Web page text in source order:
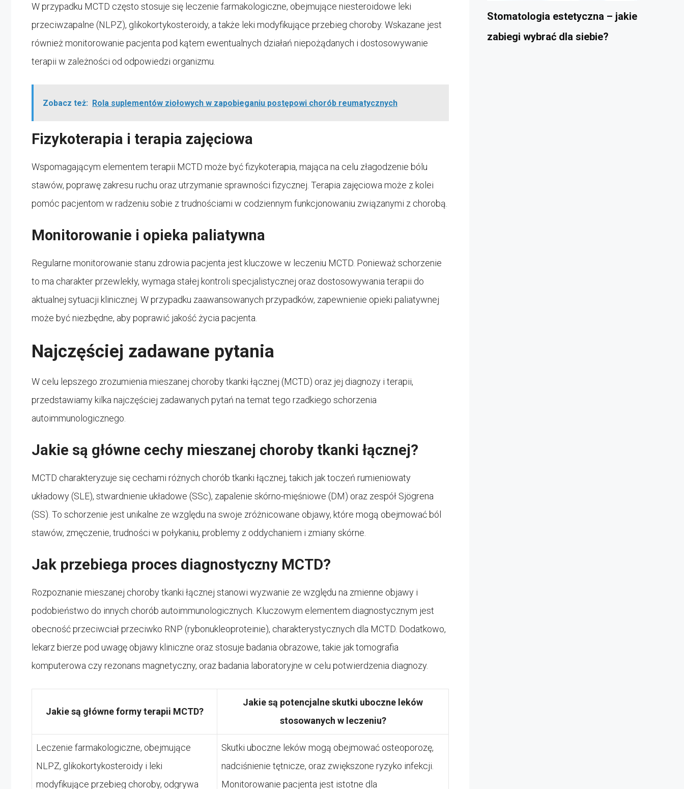
W przypadku MCTD często stosuje się leczenie farmakologiczne, obejmujące niesteroidowe leki
przeciwzapalne (NLPZ), glikokortykosteroidy, a także leki modyfikujące przebieg choroby. Wskazane jest
również monitorowanie pacjenta pod kątem ewentualnych działań niepożądanych i dostosowywanie
terapii w zależności od odpowiedzi organizmu.
Zobacz też: Rola suplementów ziołowych w zapobieganiu postępowi chorób reumatycznych
Fizykoterapia i terapia zajęciowa
Wspomagającym elementem terapii MCTD może być fizykoterapia, mająca na celu złagodzenie bólu
stawów, poprawę zakresu ruchu oraz utrzymanie sprawności fizycznej. Terapia zajęciowa może z kolei
pomóc pacjentom w radzeniu sobie z trudnościami w codziennym funkcjonowaniu związanymi z chorobą.
Monitorowanie i opieka paliatywna
Regularne monitorowanie stanu zdrowia pacjenta jest kluczowe w leczeniu MCTD. Ponieważ schorzenie
to ma charakter przewlekły, wymaga stałej kontroli specjalistycznej oraz dostosowywania terapii do
aktualnej sytuacji klinicznej. W przypadku zaawansowanych przypadków, zapewnienie opieki paliatywnej
może być niezbędne, aby poprawić jakość życia pacjenta.
Najczęściej zadawane pytania
W celu lepszego zrozumienia mieszanej choroby tkanki łącznej (MCTD) oraz jej diagnozy i terapii,
przedstawiamy kilka najczęściej zadawanych pytań na temat tego rzadkiego schorzenia
autoimmunologicznego.
Jakie są główne cechy mieszanej choroby tkanki łącznej?
MCTD charakteryzuje się cechami różnych chorób tkanki łącznej, takich jak toczeń rumieniowaty
układowy (SLE), stwardnienie układowe (SSc), zapalenie skórno-mięśniowe (DM) oraz zespół Sjögrena
(SS). To schorzenie jest unikalne ze względu na swoje zróżnicowane objawy, które mogą obejmować ból
stawów, zmęczenie, trudności w połykaniu, problemy z oddychaniem i zmiany skórne.
Jak przebiega proces diagnostyczny MCTD?
Rozpoznanie mieszanej choroby tkanki łącznej stanowi wyzwanie ze względu na zmienne objawy i
podobieństwo do innych chorób autoimmunologicznych. Kluczowym elementem diagnostycznym jest
obecność przeciwciał przeciwko RNP (rybonukleoproteinie), charakterystycznych dla MCTD. Dodatkowo,
lekarz bierze pod uwagę objawy kliniczne oraz stosuje badania obrazowe, takie jak tomografia
komputerowa czy rezonans magnetyczny, oraz badania laboratoryjne w celu potwierdzenia diagnozy.
Jakie są główne formy terapii MCTD?
Jakie są potencjalne skutki uboczne leków
stosowanych w leczeniu?
Leczenie farmakologiczne, obejmujące
NLPZ, glikokortykosteroidy i leki
modyfikujące przebieg choroby, odgrywa
Skutki uboczne leków mogą obejmować osteoporozę,
nadciśnienie tętnicze, oraz zwiększone ryzyko infekcji.
Monitorowanie pacjenta jest istotne dla
Stomatologia estetyczna – jakie
zabiegi wybrać dla siebie?